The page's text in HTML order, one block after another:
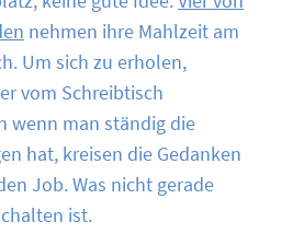
nehmen ihre Mahlzeit am
Um sich zu erholen,
vom Schreibtisch
wenn man ständig die
hat, kreisen die Gedanken
Job. Was nicht gerade
ist.